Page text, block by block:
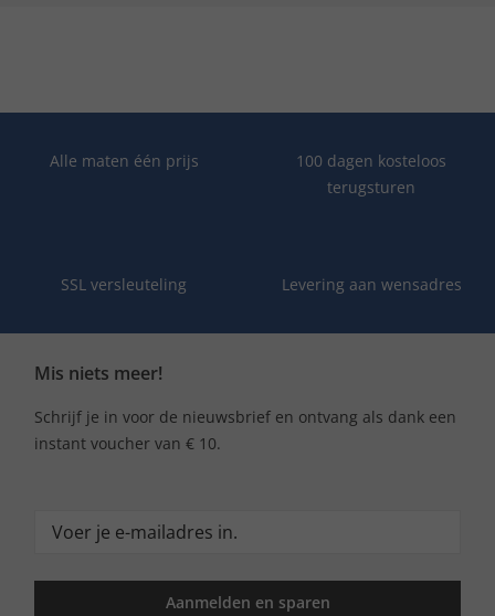
Alle maten één prijs
100 dagen kosteloos
terugsturen
SSL versleuteling Levering aan wensadres
Mis niets meer!
Schrijf je in voor de nieuwsbrief en ontvang als dank een
instant voucher van € 10.
Aanmelden en sparen